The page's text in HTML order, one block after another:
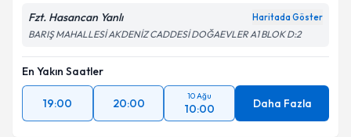
Fzt. Hasancan Yanlı Haritada Göster
BARIŞ MAHALLESİ AKDENİZ CADDESİ DOĞAEVLER A1 BLOK D:2
En Yakın Saatler
19:00 20:00
10 Ağu
10:00 Daha Fazla